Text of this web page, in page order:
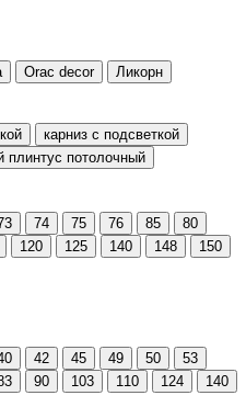
Orac decor Ликорн
карниз с подсветкой
плинтус потолочный
74 75 76 85
80
120 125 140 148
150
42 45 49 50
53
90 103 110 124
140